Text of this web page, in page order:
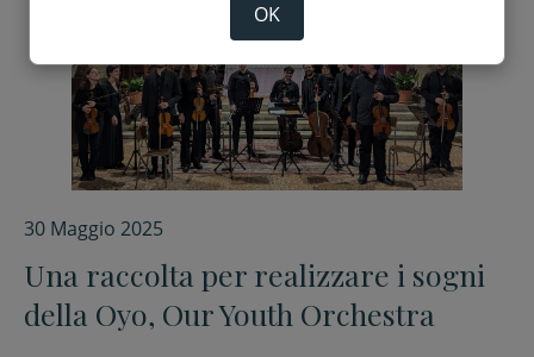
30 Maggio 2025
Una raccolta per realizzare i sogni
della Oyo, Our Youth Orchestra
OK